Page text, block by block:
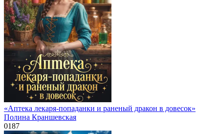
«Аптека лекаря-попаданки и раненый дракон в довесок»
Полина Краншевская
0187